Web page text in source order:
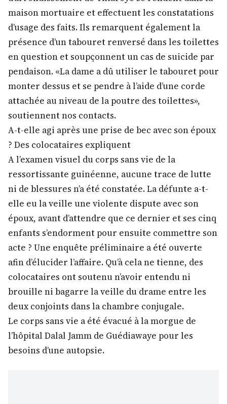
maison mortuaire et effectuent les constatations
d’usage des faits. Ils remarquent également la
présence d’un tabouret renversé dans les toilettes
en question et soupçonnent un cas de suicide par
pendaison. «La dame a dû utiliser le tabouret pour
monter dessus et se pendre à l’aide d’une corde
attachée au niveau de la poutre des toilettes»,
soutiennent nos contacts.
A-t-elle agi après une prise de bec avec son époux
? Des colocataires expliquent
A l’examen visuel du corps sans vie de la
ressortissante guinéenne, aucune trace de lutte
ni de blessures n’a été constatée. La défunte a-t-
elle eu la veille une violente dispute avec son
époux, avant d’attendre que ce dernier et ses cinq
enfants s’endorment pour ensuite commettre son
acte ? Une enquête préliminaire a été ouverte
afin d’élucider l’affaire. Qu’à cela ne tienne, des
colocataires ont soutenu n’avoir entendu ni
brouille ni bagarre la veille du drame entre les
deux conjoints dans la chambre conjugale.
Le corps sans vie a été évacué à la morgue de
l’hôpital Dalal Jamm de Guédiawaye pour les
besoins d’une autopsie.